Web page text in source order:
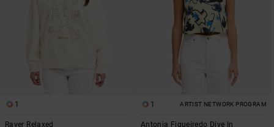
1
Raver Relaxed
1 ARTIST NETWORK PROGRAM
Antonia Figueiredo Dive In